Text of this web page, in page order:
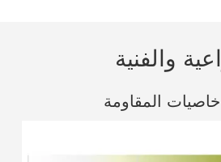
والفنية
المقاومة